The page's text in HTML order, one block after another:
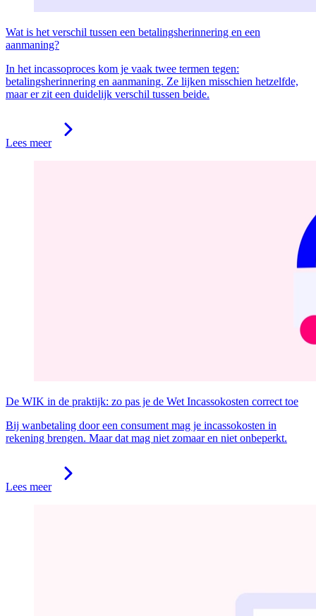
Wat is het verschil tussen een betalingsherinnering en een
aanmaning?
In het incassoproces kom je vaak twee termen tegen:
betalingsherinnering en aanmaning. Ze lijken misschien hetzelfde,
maar er zit een duidelijk verschil tussen beide.
Lees meer
De WIK in de praktijk: zo pas je de Wet Incassokosten correct toe
Bij wanbetaling door een consument mag je incassokosten in
rekening brengen. Maar dat mag niet zomaar en niet onbeperkt.
Lees meer